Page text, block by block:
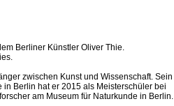
Berliner Künstler Oliver Thie.
zwischen Kunst und Wissenschaft. Sein
Berlin hat er 2015 als Meisterschüler bei
am Museum für Naturkunde in Berlin.